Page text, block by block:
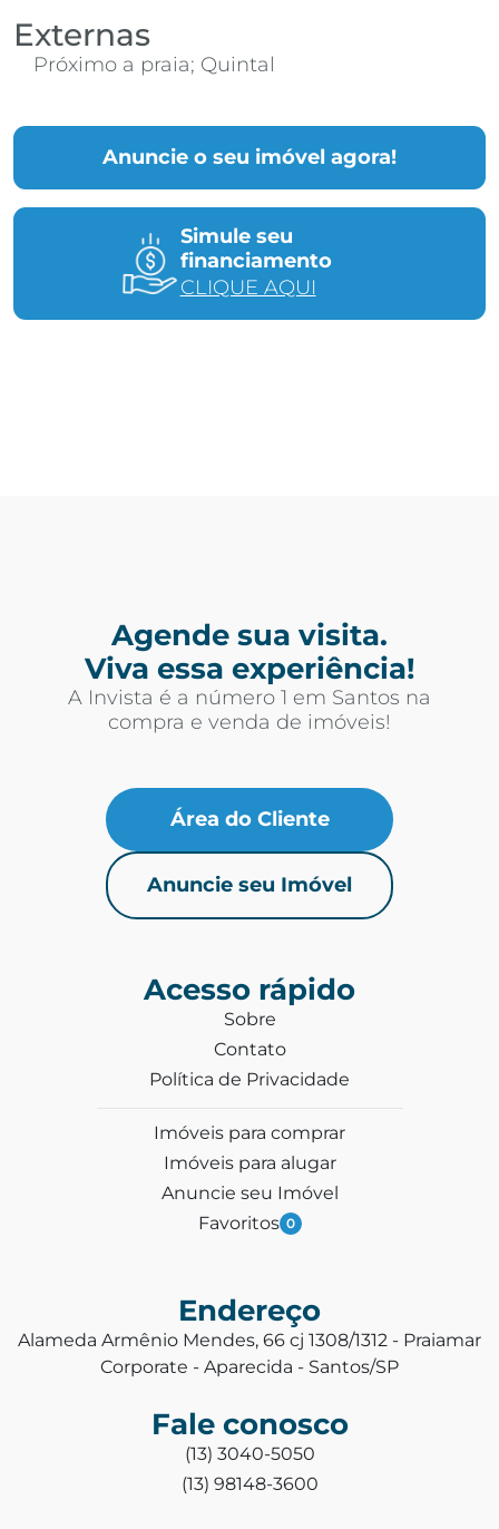
Anuncie o seu imóvel agora!
Simule seu
financiamento
CLIQUE AQUI
Externas
Próximo a praia; Quintal
Agende sua visita.
Viva essa experiência!
A Invista é a número 1 em Santos na
compra e venda de imóveis!
Área do Cliente
Anuncie seu Imóvel
Acesso rápido
Sobre
Contato
Política de Privacidade
Imóveis para comprar
Imóveis para alugar
Anuncie seu Imóvel
Favoritos 0
Endereço
Alameda Armênio Mendes, 66 cj 1308/1312 - Praiamar
Corporate - Aparecida - Santos/SP
Fale conosco
(13) 3040-5050
(13) 98148-3600